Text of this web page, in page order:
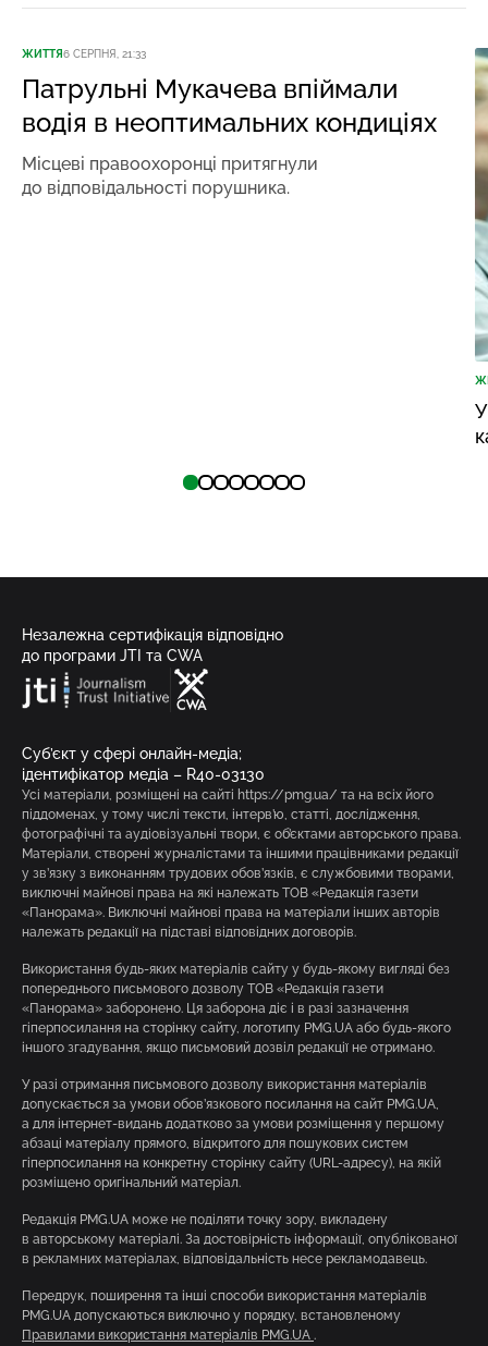
ЖИТТЯ6 СЕРПНЯ, 21:33
Патрульні Мукачева впіймали
водія в неоптимальних кондиціях
Місцеві правоохоронці притягнули
до відповідальності порушника.
Незалежна сертифікація відповідно
до програми JTI та CWA
Суб’єкт у сфері онлайн-медіа;
ідентифікатор медіа – R40-03130
Усі матеріали, розміщені на сайті https://pmg.ua/ та на всіх його
піддоменах, у тому числі тексти, інтерв’ю, статті, дослідження,
фотографічні та аудіовізуальні твори, є об’єктами авторського права.
Матеріали, створені журналістами та іншими працівниками редакції
у зв’язку з виконанням трудових обов’язків, є службовими творами,
виключні майнові права на які належать ТОВ «Редакція газети
«Панорама». Виключні майнові права на матеріали інших авторів
належать редакції на підставі відповідних договорів.
Використання будь-яких матеріалів сайту у будь-якому вигляді без
попереднього письмового дозволу ТОВ «Редакція газети
«Панорама» заборонено. Ця заборона діє і в разі зазначення
гіперпосилання на сторінку сайту, логотипу PMG.UA або будь-якого
іншого згадування, якщо письмовий дозвіл редакції не отримано.
У разі отримання письмового дозволу використання матеріалів
допускається за умови обов’язкового посилання на сайт PMG.UA,
а для інтернет-видань додатково за умови розміщення у першому
абзаці матеріалу прямого, відкритого для пошукових систем
гіперпосилання на конкретну сторінку сайту (URL-адресу), на якій
розміщено оригінальний матеріал.
Редакція PMG.UA може не поділяти точку зору, викладену
в авторському матеріалі. За достовірність інформації, опублікованої
в рекламних матеріалах, відповідальність несе рекламодавець.
Передрук, поширення та інші способи використання матеріалів
PMG.UA допускаються виключно у порядку, встановленому
Правилами використання матеріалів PMG.UA .